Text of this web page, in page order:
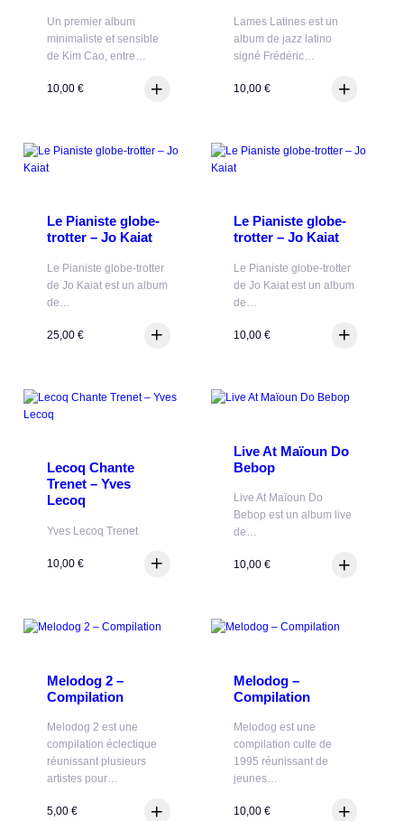
Un premier album
minimaliste et sensible
de Kim Cao, entre…
10,00 €
Lames Latines est un
album de jazz latino
signé Frédéric…
10,00€
Le Pianiste globe-
trotter – Jo Kaiat
Le Pianiste globe-trotter
de Jo Kaiat est un album
de…
25,00 €
Le Pianiste globe-
trotter – Jo Kaiat
Le Pianiste globe-trotter
de Jo Kaiat est un album
de…
10,00€
Lecoq Chante
Trenet – Yves
Lecoq
Yves Lecoq Trenet
10,00 €
Live At Maïoun Do
Bebop
Live At Maïoun Do
Bebop est un album live
de…
10,00€
Melodog 2 –
Compilation
Melodog 2 est une
compilation éclectique
réunissant plusieurs
artistes pour…
5,00 €
Melodog –
Compilation
Melodog est une
compilation culte de
1995 réunissant de
jeunes…
10,00€